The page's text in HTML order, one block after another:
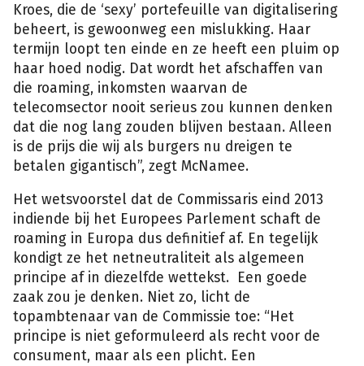
Kroes, die de ‘sexy’ portefeuille van digitalisering
beheert, is gewoonweg een mislukking. Haar
termijn loopt ten einde en ze heeft een pluim op
haar hoed nodig. Dat wordt het afschaffen van
die roaming, inkomsten waarvan de
telecomsector nooit serieus zou kunnen denken
dat die nog lang zouden blijven bestaan. Alleen
is de prijs die wij als burgers nu dreigen te
betalen gigantisch”, zegt McNamee.
Het wetsvoorstel dat de Commissaris eind 2013
indiende bij het Europees Parlement schaft de
roaming in Europa dus definitief af. En tegelijk
kondigt ze het netneutraliteit als algemeen
principe af in diezelfde wettekst. Een goede
zaak zou je denken. Niet zo, licht de
topambtenaar van de Commissie toe: “Het
principe is niet geformuleerd als recht voor de
consument, maar als een plicht. Een